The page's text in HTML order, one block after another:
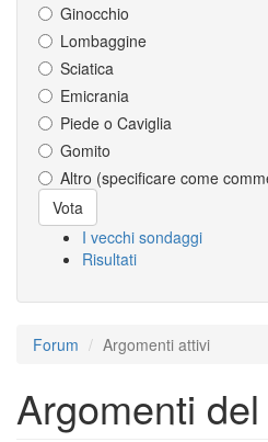
Ginocchio
Lombaggine
Sciatica
Emicrania
Piede o Caviglia
Gomito
Altro (specificare come
Scelte
Vota
I vecchi sondaggi
Risultati
Forum Argomenti attivi
Argomenti